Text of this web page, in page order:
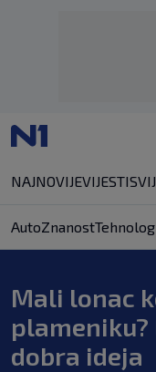
NAJNOVIJEVIJESTI
AutoZnanost
Mali lonac
plameniku?
dobra ideja